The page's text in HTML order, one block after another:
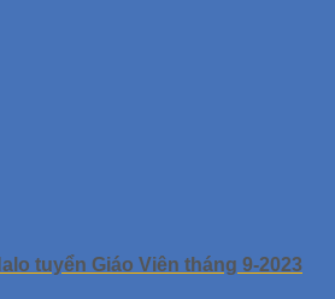
tuyển Giáo Viên tháng 9-2023